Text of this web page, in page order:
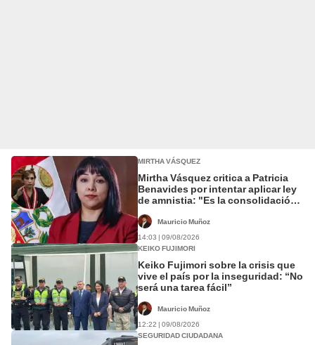
MIRTHA VÁSQUEZ
Mirtha Vásquez critica a Patricia
Benavides por intentar aplicar ley
de amnistia: "Es la consolidación
Mauricio Muñoz
14:03 | 09/08/2026
KEIKO FUJIMORI
Keiko Fujimori sobre la crisis que
vive el país por la inseguridad: “No
será una tarea fácil”
Mauricio Muñoz
12:22 | 09/08/2026
SEGURIDAD CIUDADANA